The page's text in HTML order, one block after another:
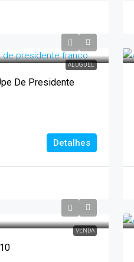
ALUGUEL
De Presidente
Detalhes
VENDA